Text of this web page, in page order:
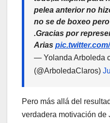
pelea anterior no
no se de boxeo
.Gracias por
Arias
— Yolanda Arboleda
(@ArboledaClaros)
Pero más allá del
verdadera motivación de